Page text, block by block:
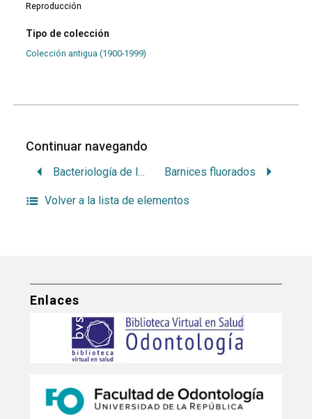
Reproducción
Tipo de colección
Colección antigua (1900-1999)
Continuar navegando
Bacteriología de la caries dentaria en relación a su etiología Barnices fluorados
Volver a la lista de elementos
Enlaces